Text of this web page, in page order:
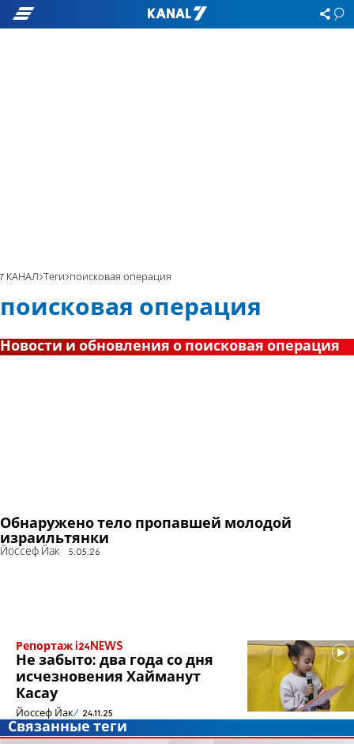
7 КАНАЛ Теги поисковая операция
поисковая операция
Новости и обновления о поисковая операция
Обнаружено тело пропавшей молодой
израильтянки
Йоссеф Йак 5.05.26
Репортаж i24NEWS
Не забыто: два года со дня
исчезновения Хайманут
Касау
Йоссеф Йак 24.11.25
Связанные теги